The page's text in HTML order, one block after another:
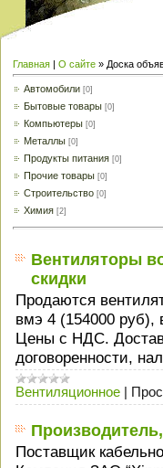
Главная | О сайте » Доска
Автомобили [0]
Бытовые товары [0]
Компьютеры [0]
Металлы [0]
Продукты питания [0]
Прочие товары [0]
Строительство [0]
Химия [2]
Вентиляторы
скидки
Продаются
вмэ 4 (154000 руб),
Цены с НДС.
договоренности,
Вентиляционное |
Поставщик